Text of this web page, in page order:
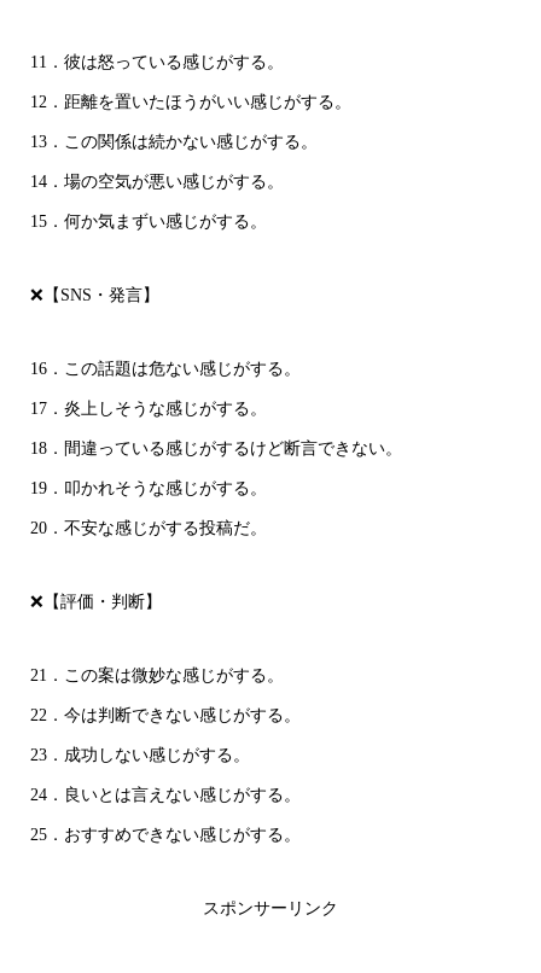
11．彼は怒っている感じがする。
12．距離を置いたほうがいい感じがする。
13．この関係は続かない感じがする。
14．場の空気が悪い感じがする。
15．何か気まずい感じがする。
❌【SNS・発言】
16．この話題は危ない感じがする。
17．炎上しそうな感じがする。
18．間違っている感じがするけど断言できない。
19．叩かれそうな感じがする。
20．不安な感じがする投稿だ。
❌【評価・判断】
21．この案は微妙な感じがする。
22．今は判断できない感じがする。
23．成功しない感じがする。
24．良いとは言えない感じがする。
25．おすすめできない感じがする。
スポンサーリンク